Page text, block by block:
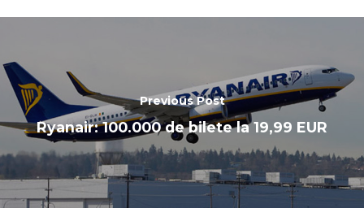
Previous Post
Ryanair: 100.000 de bilete la 19,99 EUR